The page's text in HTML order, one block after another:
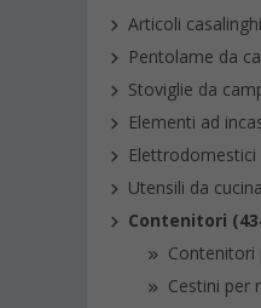
Articoli
Pentolame da
Stoviglie da
Elementi ad
Elettrodomestici
Utensili da
Contenitori
Contenitori
Cestini per